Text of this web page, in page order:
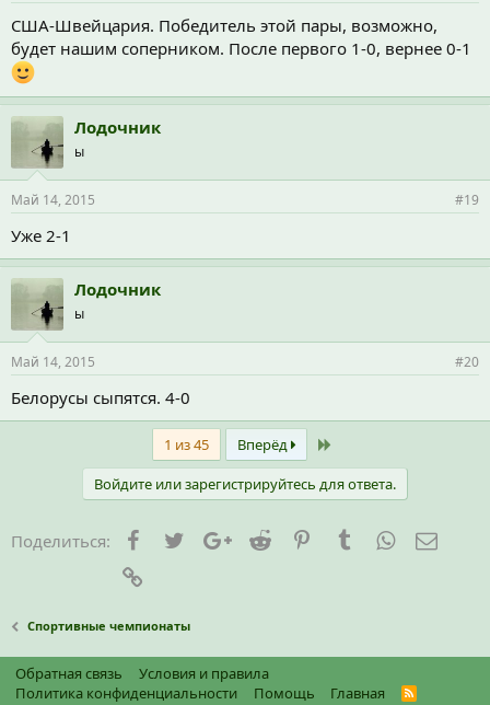
США-Швейцария. Победитель этой пары, возможно,
будет нашим соперником. После первого 1-0, вернее 0-1
Лодочник
ы
Май 14, 2015 #19
Уже 2-1
Лодочник
ы
Май 14, 2015 #20
Белорусы сыпятся. 4-0
1 из 45 Вперёд
Войдите или зарегистрируйтесь для ответа.
Поделиться: FacebookTwitterGoogle+
Reddit PinterestTumblrWhatsApp
Спортивные чемпионаты
Обратная связь
Условия и правила
Политика конфиденциальности
Помощь Главная
R